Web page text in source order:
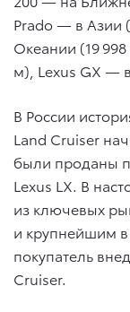
Prado — в Азии
Океании (19
м), Lexus GX —
В России
Land Cruiser
были проданы
Lexus LX. В
из ключевых
и крупнейшим
покупатель
Cruiser.